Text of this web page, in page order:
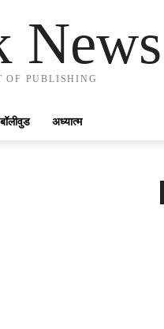
News
OF PUBLISHING
बॉलीवुड अध्यात्म